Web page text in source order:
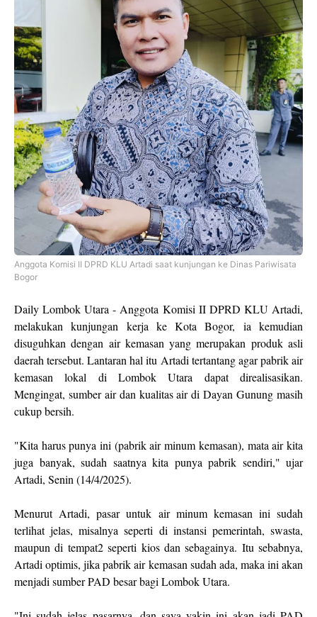
Anggota Komisi II DPRD KLU Artadi saat kunjungan ke Dinas Pariwisata
Bogor
Daily Lombok Utara - Anggota Komisi II DPRD KLU Artadi,
melakukan kunjungan kerja ke Kota Bogor, ia kemudian
disuguhkan dengan air kemasan yang merupakan produk asli
daerah tersebut. Lantaran hal itu Artadi tertantang agar pabrik air
kemasan lokal di Lombok Utara dapat direalisasikan.
Mengingat, sumber air dan kualitas air di Dayan Gunung masih
cukup bersih.
"Kita harus punya ini (pabrik air minum kemasan), mata air kita
juga banyak, sudah saatnya kita punya pabrik sendiri," ujar
Artadi, Senin (14/4/2025).
Menurut Artadi, pasar untuk air minum kemasan ini sudah
terlihat jelas, misalnya seperti di instansi pemerintah, swasta,
maupun di tempat2 seperti kios dan sebagainya. Itu sebabnya,
Artadi optimis, jika pabrik air kemasan sudah ada, maka ini akan
menjadi sumber PAD besar bagi Lombok Utara.